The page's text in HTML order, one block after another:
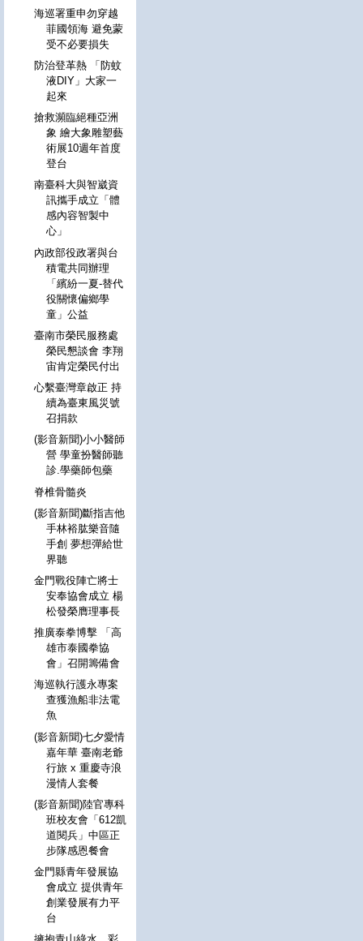
海巡署重申勿穿越
菲國領海 避免蒙
受不必要損失
防治登革熱 「防蚊
液DIY」大家一
起來
搶救瀕臨絕種亞洲
象 繪大象雕塑藝
術展10週年首度
登台
南臺科大與智崴資
訊攜手成立「體
感內容智製中
心」
內政部役政署與台
積電共同辦理
「繽紛一夏-替代
役關懷偏鄉學
童」公益
臺南市榮民服務處
榮民懇談會 李翔
宙肯定榮民付出
心繫臺灣章啟正 持
續為臺東風災號
召捐款
(影音新聞)小小醫師
營 學童扮醫師聽
診.學藥師包藥
脊椎骨髓炎
(影音新聞)斷指吉他
手林裕肱樂音隨
手創 夢想彈給世
界聽
金門戰役陣亡將士
安奉協會成立 楊
松發榮膺理事長
推廣泰拳博擊 「高
雄市泰國拳協
會」召開籌備會
海巡執行護永專案
查獲漁船非法電
魚
(影音新聞)七夕愛情
嘉年華 臺南老爺
行旅 x 重慶寺浪
漫情人套餐
(影音新聞)陸官專科
班校友會「612凱
道閱兵」中區正
步隊感恩餐會
金門縣青年發展協
會成立 提供青年
創業發展有力平
台